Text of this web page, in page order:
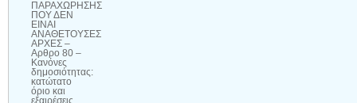
ΠΑΡΑΧΩΡΗΣΗΣ
ΠΟΥ ΔΕΝ
ΕΙΝΑΙ
ΑΝΑΘΕΤΟΥΣΕΣ
ΑΡΧΕΣ –
Αρθρο 80 –
Κανόνες
δημοσιότητας:
κατώτατο
όριο και
εξαιρέσεις